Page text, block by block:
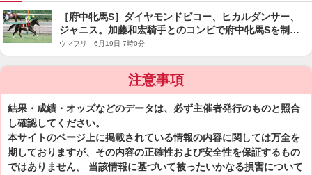
［府中牝馬S］ダイヤモンドビコー、ヒカルダンサー、
ジャニス。加藤和宏騎手とのコンビで府中牝馬Sを制し
た馬たち
ウマフリ 6月19日 7時0分
注意事項
結果・成績・オッズなどのデータは、必ず主催者発行のものと照合
し確認してください。
本サイトのページ上に掲載されている情報の内容に関しては万全を
期しておりますが、その内容の正確性および安全性を保証するもの
ではありません。 当該情報に基づいて被ったいかなる損害について